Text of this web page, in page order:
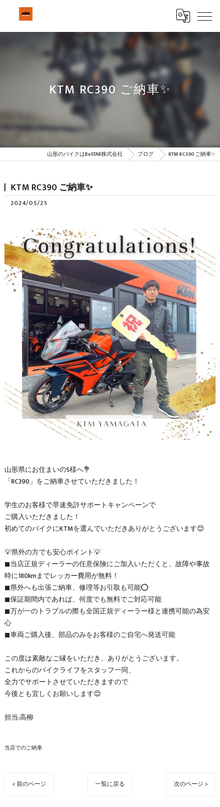
KTM RC390 ご納車✨
山形のバイクはBeSTAR株式会社 ブログ KTM RC390 ご納車✨
KTM RC390 ご納車✨
2024/05/25
山形県にお住まいのS様へ💐
「RC390」をご納車させていただきました！
学生のお客様で早速免許サポートキャンペーンで
ご購入いただきました！
初めてのバイクにKTMを選んでいただきありがとうございます😊
💡県外の方でも安心ポイント💡
◼当店正規ディーラーの任意保険にご加入いただくと、故障や事故
時に180kmまでレッカー費用が無料！
◼県外へも出張ご納車、修理等お引取も可能⭕️
◼保証期間内であれば、何度でも無料でご対応可能
◼万が一のトラブルの際も全国正規ディーラー様と連携可能の為安
心
◼車両ご購入後、部品のみをお客様のご自宅へ発送可能
この度は素敵なご縁をいただき、ありがとうございます。
これからのバイクライフをスタッフ一同、
全力でサポートさせていただきますので
今後とも宜しくお願いします😊
担当:高柳
当店でのご納車
< 前のページ 一覧に戻る 次のページ >